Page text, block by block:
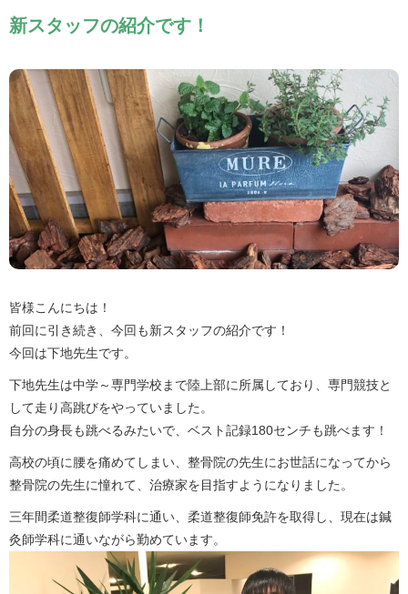
新スタッフの紹介です！
皆様こんにちは！
前回に引き続き、今回も新スタッフの紹介です！
今回は下地先生です。
下地先生は中学～専門学校まで陸上部に所属しており、専門競技と
して走り高跳びをやっていました。
自分の身長も跳べるみたいで、ベスト記録180センチも跳べます！
高校の頃に腰を痛めてしまい、整骨院の先生にお世話になってから
整骨院の先生に憧れて、治療家を目指すようになりました。
三年間柔道整復師学科に通い、柔道整復師免許を取得し、現在は鍼
灸師学科に通いながら勤めています。